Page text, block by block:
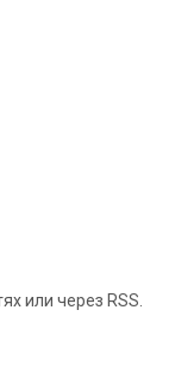
или через RSS.